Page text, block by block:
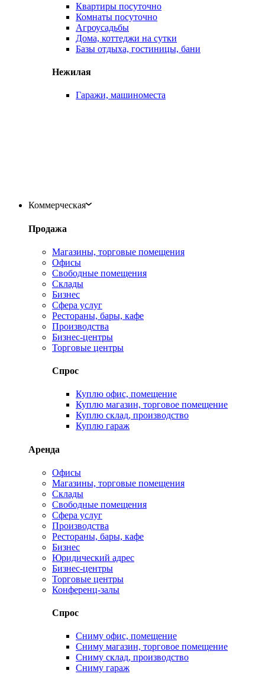
Квартиры посуточно
Комнаты посуточно
Агроусадьбы
Дома, коттеджи на сутки
Базы отдыха, гостиницы, бани
Нежилая
Гаражи, машиноместа
Коммерческая
Продажа
Магазины, торговые помещения
Офисы
Свободные помещения
Склады
Бизнес
Сфера услуг
Рестораны, бары, кафе
Производства
Бизнес-центры
Торговые центры
Спрос
Куплю офис, помещение
Куплю магазин, торговое помещение
Куплю склад, производство
Куплю гараж
Аренда
Офисы
Магазины, торговые помещения
Склады
Свободные помещения
Сфера услуг
Производства
Рестораны, бары, кафе
Бизнес
Юридический адрес
Бизнес-центры
Торговые центры
Конференц-залы
Спрос
Сниму офис, помещение
Сниму магазин, торговое помещение
Сниму склад, производство
Сниму гараж